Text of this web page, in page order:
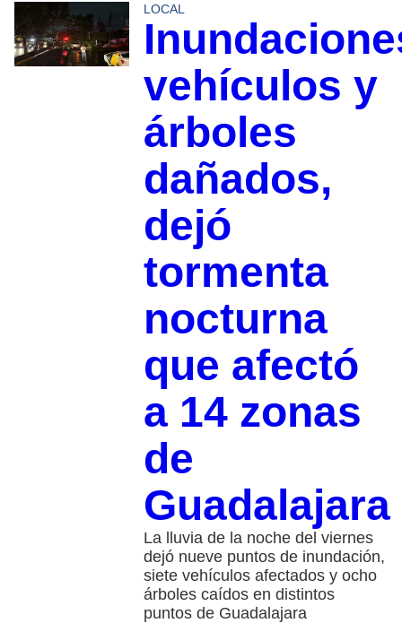
LOCAL
vehículos y
árboles
dañados,
dejó
tormenta
nocturna
que afectó
a 14 zonas
de
Guadalajara
La lluvia de la noche del viernes
dejó nueve puntos de inundación,
siete vehículos afectados y ocho
árboles caídos en distintos
puntos de Guadalajara